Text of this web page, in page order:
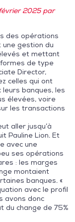
2025 par
des opérations
gestion du
et mettant
de type
Director,
celles qui ont
banques, les
élevées, voire
les transactions
aller jusqu’à
Pauline Lion. Et
avec une
ses opérations
: les marges
montaient
banques. «
avec le profil
avons donc
du change de 75%